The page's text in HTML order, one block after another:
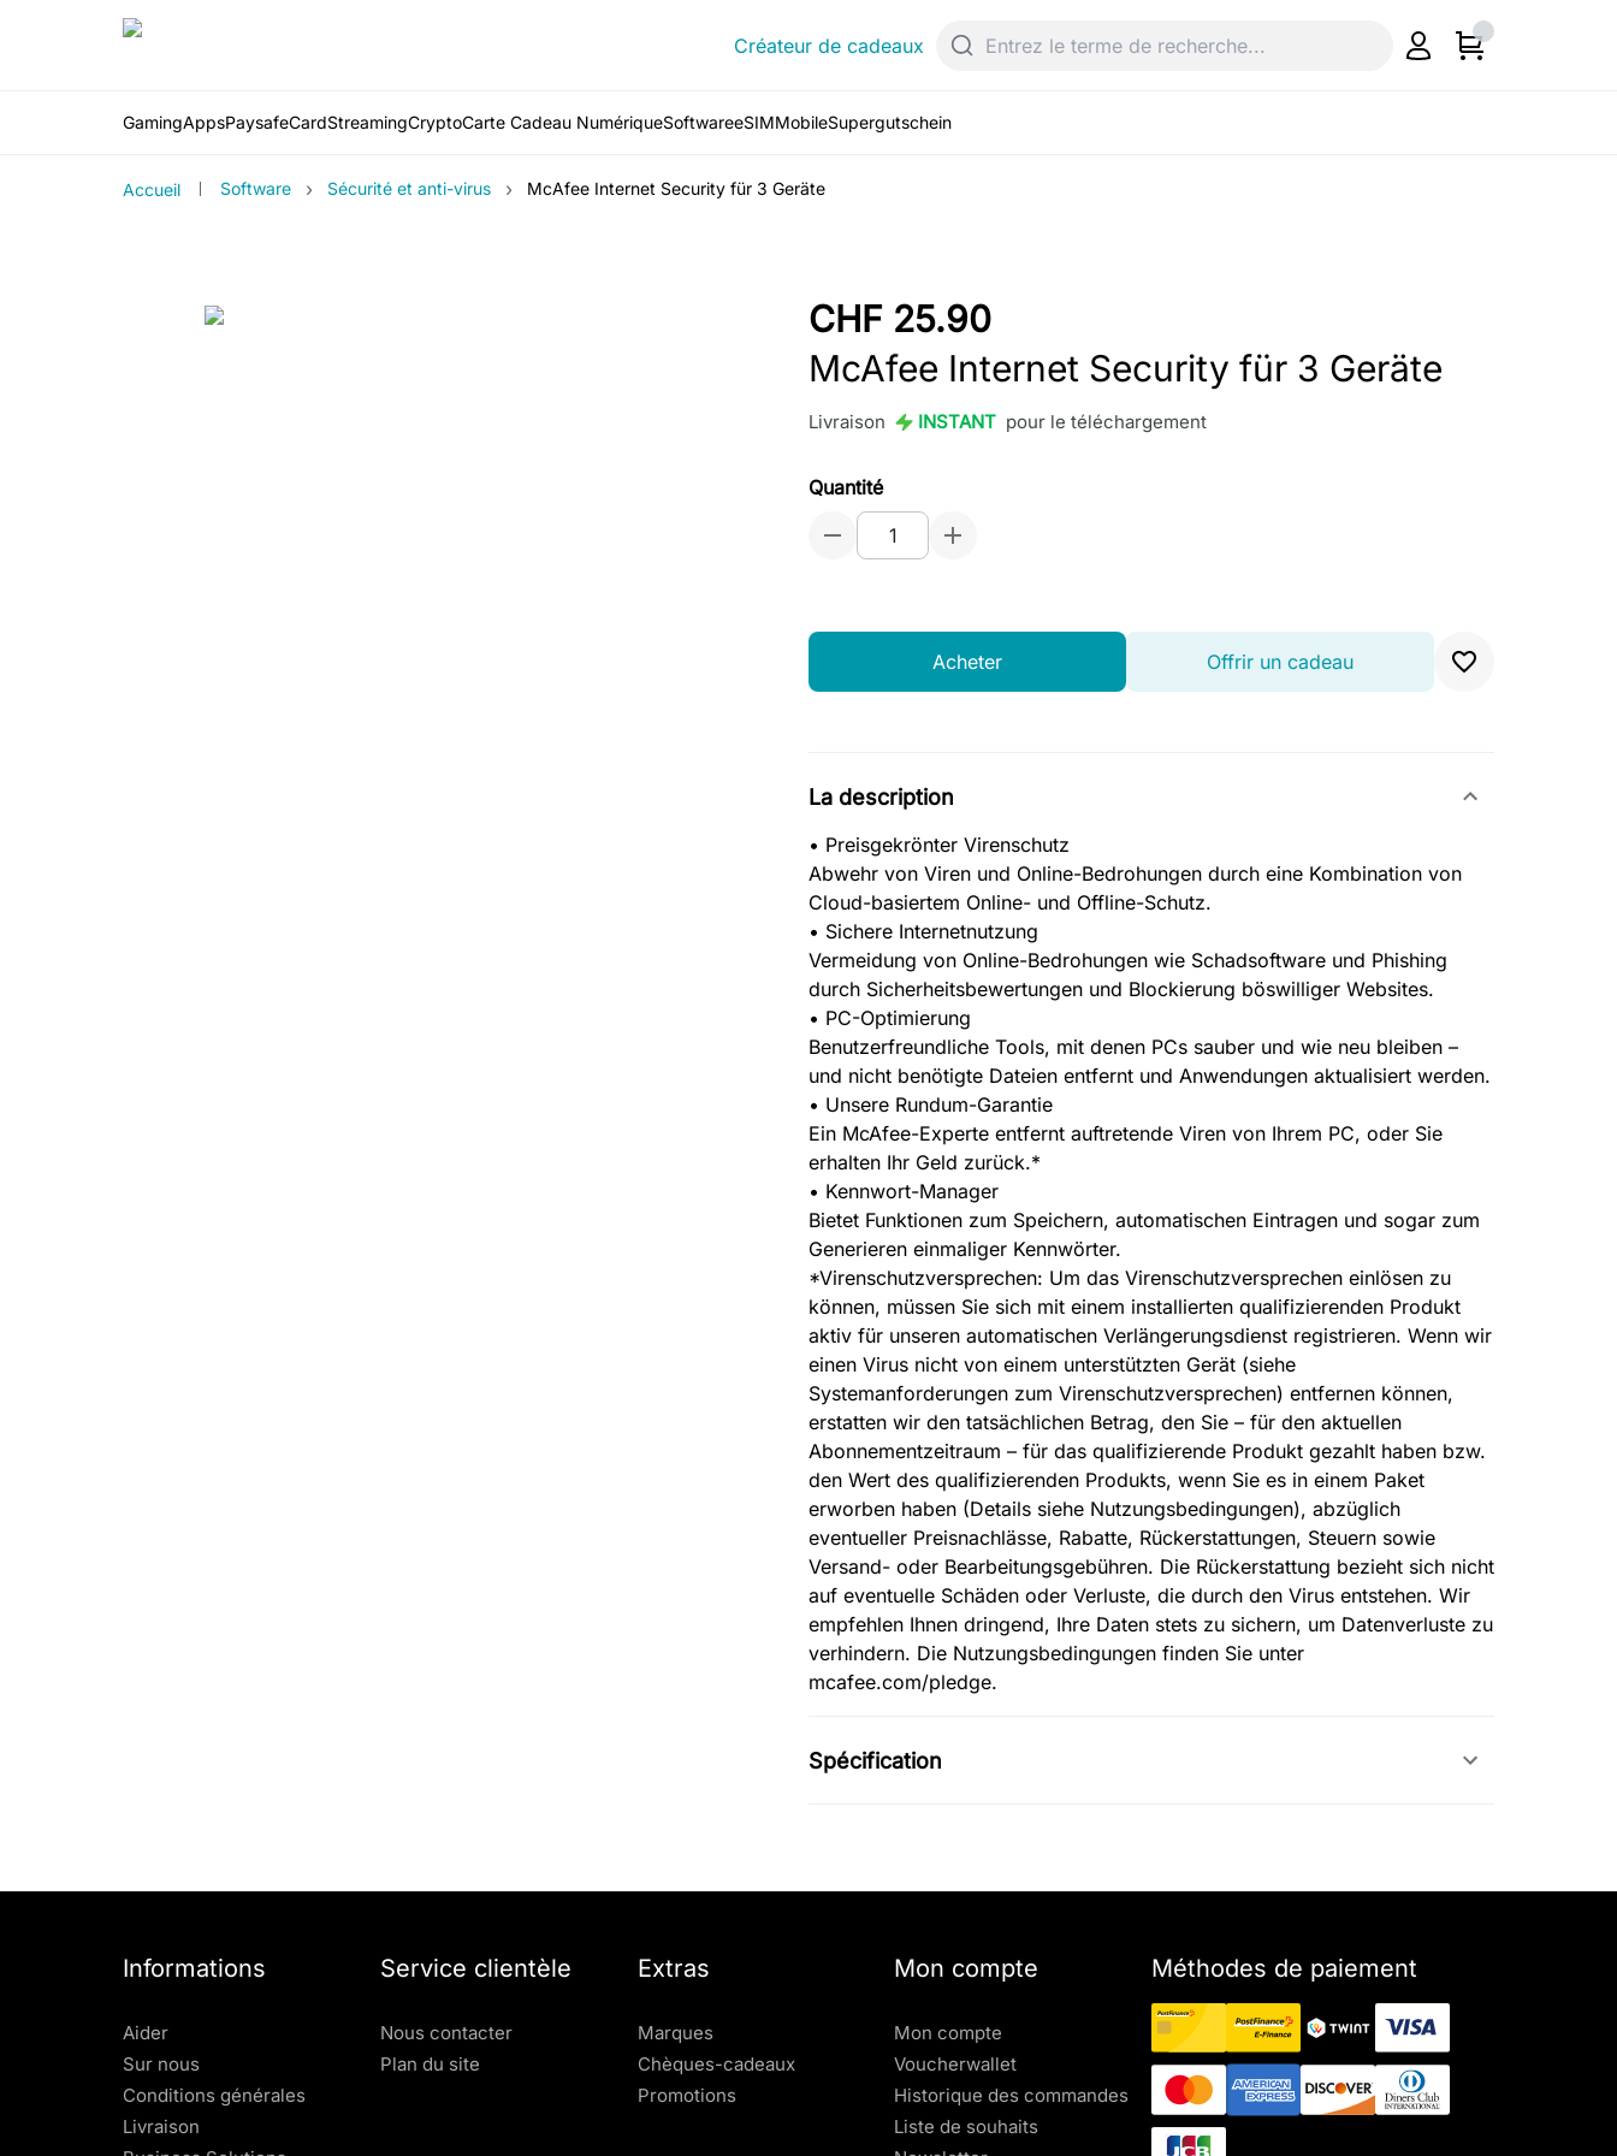
Créateur de cadeaux
GamingAppsPaysafeCardStreamingCryptoCarte Cadeau NumériqueSoftwareeSIMMobileSupergutschein
Accueil Software › Sécurité et anti-virus › McAfee Internet Security für 3 Geräte
CHF 25.90
McAfee Internet Security für 3 Geräte
Livraison INSTANT pour le téléchargement
Quantité
Acheter Offrir un cadeau
La description
• Preisgekrönter Virenschutz
Abwehr von Viren und Online-Bedrohungen durch eine Kombination von
Cloud-basiertem Online- und Offline-Schutz.
• Sichere Internetnutzung
Vermeidung von Online-Bedrohungen wie Schadsoftware und Phishing
durch Sicherheitsbewertungen und Blockierung böswilliger Websites.
• PC-Optimierung
Benutzerfreundliche Tools, mit denen PCs sauber und wie neu bleiben –
und nicht benötigte Dateien entfernt und Anwendungen aktualisiert werden.
• Unsere Rundum-Garantie
Ein McAfee-Experte entfernt auftretende Viren von Ihrem PC, oder Sie
erhalten Ihr Geld zurück.*
• Kennwort-Manager
Bietet Funktionen zum Speichern, automatischen Eintragen und sogar zum
Generieren einmaliger Kennwörter.
*Virenschutzversprechen: Um das Virenschutzversprechen einlösen zu
können, müssen Sie sich mit einem installierten qualifizierenden Produkt
aktiv für unseren automatischen Verlängerungsdienst registrieren. Wenn wir
einen Virus nicht von einem unterstützten Gerät (siehe
Systemanforderungen zum Virenschutzversprechen) entfernen können,
erstatten wir den tatsächlichen Betrag, den Sie – für den aktuellen
Abonnementzeitraum – für das qualifizierende Produkt gezahlt haben bzw.
den Wert des qualifizierenden Produkts, wenn Sie es in einem Paket
erworben haben (Details siehe Nutzungsbedingungen), abzüglich
eventueller Preisnachlässe, Rabatte, Rückerstattungen, Steuern sowie
Versand- oder Bearbeitungsgebühren. Die Rückerstattung bezieht sich nicht
auf eventuelle Schäden oder Verluste, die durch den Virus entstehen. Wir
empfehlen Ihnen dringend, Ihre Daten stets zu sichern, um Datenverluste zu
verhindern. Die Nutzungsbedingungen finden Sie unter
mcafee.com/pledge.
Spécification
Informations
Aider
Sur nous
Conditions générales
Livraison
Service clientèle
Nous contacter
Plan du site
Extras
Marques
Chèques-cadeaux
Promotions
Mon compte
Mon compte
Voucherwallet
Historique des commandes
Liste de souhaits
Méthodes de paiement